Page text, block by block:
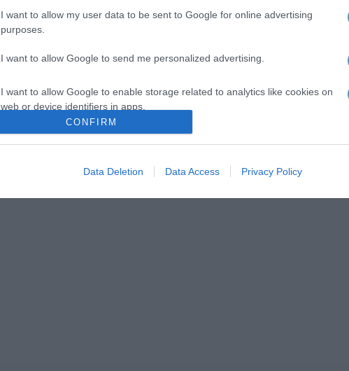
I want to allow my user data to be sent to Google for online advertising
purposes.
I want to allow Google to send me personalized advertising.
I want to allow Google to enable storage related to analytics like cookies on
web or device identifiers in apps.
I want to allow Google to enable storage related to functionality of the website
I want to allow Google to enable storage related to personalization.
CONFIRM
Data Deletion Data Access Privacy Policy